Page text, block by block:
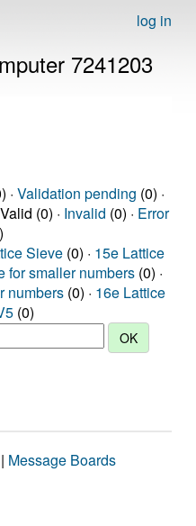
log in
7241203
· Validation pending (0) ·
(0) · Invalid (0) · Error
Sieve (0) · 15e Lattice
for smaller numbers (0) ·
numbers (0) · 16e Lattice
(0)
| Message Boards